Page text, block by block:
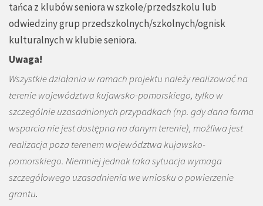
tańca z klubów seniora w szkole/przedszkolu lub
odwiedziny grup przedszkolnych/szkolnych/ognisk
kulturalnych w klubie seniora.
Uwaga!
Wszystkie działania w ramach projektu należy realizować na
terenie województwa kujawsko-pomorskiego, tylko w
szczególnie uzasadnionychprzypadkach (np. gdy dana forma
wsparcia nie jest dostępna na danym terenie), możliwa jest
realizacja poza terenem województwa kujawsko-
pomorskiego. Niemniej jednak taka sytuacja wymaga
szczegółowego uzasadnienia we wniosku o powierzenie
grantu.